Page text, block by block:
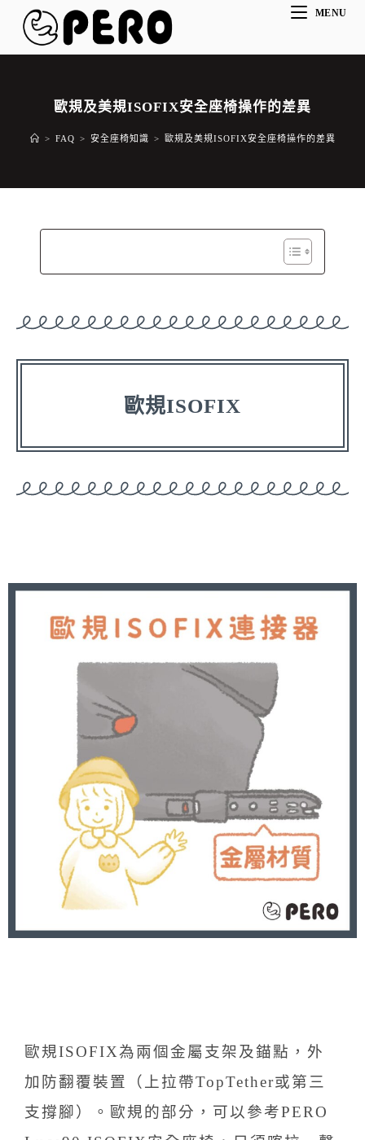
MENU
歐規及美規ISOFIX安全座椅操作的差異
> FAQ > 安全座椅知識 > 歐規及美規ISOFIX安全座椅操作的差異
歐規ISOFIX
歐規ISOFIX為兩個金屬支架及錨點，外
加防翻覆裝置（上拉帶TopTether或第三
支撐腳）。歐規的部分，可以參考PERO